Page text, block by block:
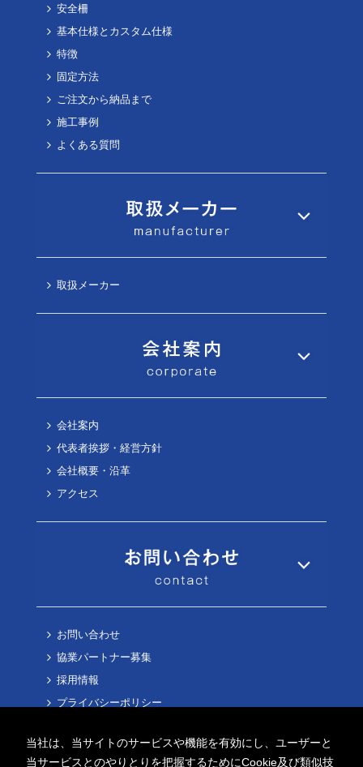
当社は、当サイトのサービスや機能を有効にし、ユーザーと
当サービスとのやりとりを把握するためにCookie及び類似技
安全柵
基本仕様とカスタム仕様
特徴
固定方法
ご注文から納品まで
施工事例
よくある質問
取扱メーカー
会社案内
代表者挨拶・経営方針
会社概要・沿革
アクセス
お問い合わせ
協業パートナー募集
採用情報
プライバシーポリシー